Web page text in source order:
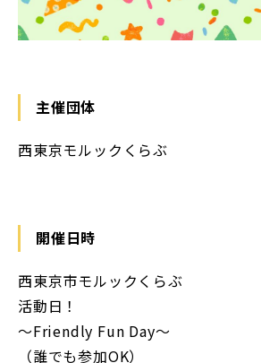
主催団体
⻄東京モルックくらぶ
開催日時
西東京市モルックくらぶ
活動日！
〜Friendly Fun Day〜
（誰でも参加OK）